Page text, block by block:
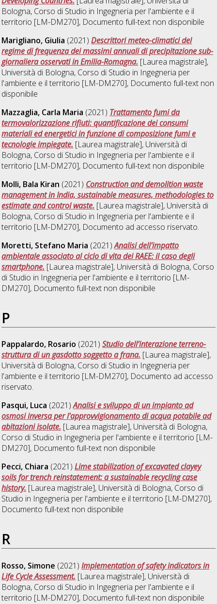
Bologna, Corso di Studio in Ingegneria per l'ambiente e il
territorio [LM-DM270], Documento full-text non disponibile
Marigliano, Giulia (2021)Descrittori meteo-climatici del
regime di frequenza dei massimi annuali di precipitazione sub-
giornaliera osservati in Emilia-Romagna. [Laurea magistrale],
Università di Bologna, Corso di Studio in Ingegneria per
l'ambiente e il territorio [LM-DM270], Documento full-text non
disponibile
Mazzaglia, Carla Maria (2021) Trattamento fumi da
termovalorizzazione rifiuti: quantificazione dei consumi
materiali ed energetici in funzione di composizione fumi e
tecnologie impiegate. [Laurea magistrale], Università di
Bologna, Corso di Studio in Ingegneria per l'ambiente e il
territorio [LM-DM270], Documento full-text non disponibile
Molli, Bala Kiran (2021) Construction and demolition waste
management in India, sustainable measures, methodologies to
estimate and control waste. [Laurea magistrale], Università di
Bologna, Corso di Studio in Ingegneria per l'ambiente e il
territorio [LM-DM270], Documento ad accesso riservato.
Moretti, Stefano Maria (2021)Analisi dell'impatto
ambientale associato al ciclo di vita dei RAEE: il caso degli
smartphone. [Laurea magistrale], Università di Bologna, Corso
di Studio in Ingegneria per l'ambiente e il territorio [LM-
DM270], Documento full-text non disponibile
P
Pappalardo, Rosario (2021)Studio dell’interazione terreno-
struttura di un gasdotto soggetto a frana. [Laurea magistrale],
Università di Bologna, Corso di Studio in Ingegneria per
l'ambiente e il territorio [LM-DM270], Documento ad accesso
riservato.
Pasqui, Luca (2021)Analisi e sviluppo di un impianto ad
osmosi inversa per l'approvvigionamento di acqua potabile ad
abitazioni isolate. [Laurea magistrale], Università di Bologna,
Corso di Studio in Ingegneria per l'ambiente e il territorio [LM-
DM270], Documento full-text non disponibile
Pecci, Chiara (2021)Lime stabilization of excavated clayey
soils for trench reinstatement: a sustainable recycling case
history. [Laurea magistrale], Università di Bologna, Corso di
Studio in Ingegneria per l'ambiente e il territorio [LM-DM270],
Documento full-text non disponibile
R
Rosso, Simone (2021)Implementation of safety indicators in
Life Cycle Assessment. [Laurea magistrale], Università di
Bologna, Corso di Studio in Ingegneria per l'ambiente e il
territorio [LM-DM270], Documento full-text non disponibile